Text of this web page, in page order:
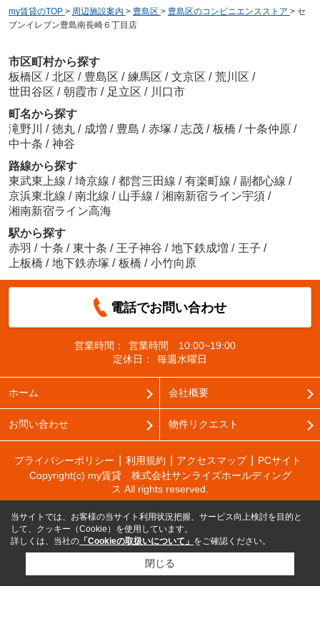
my賃貸のTOP > 周辺施設案内 > 豊島区 > 豊島区のコンビニエンスストア > セ
ブンイレブン豊島南長崎６丁目店
市区町村から探す
板橋区 / 北区 / 豊島区 / 練馬区 / 文京区 / 荒川区 /
世田谷区 / 朝霞市 / 足立区 / 川口市
町名から探す
滝野川 / 徳丸 / 成増 / 豊島 / 赤塚 / 志茂 / 板橋 / 十条仲原 /
中十条 / 神谷
路線から探す
東武東上線 / 埼京線 / 都営三田線 / 有楽町線 / 副都心線 /
京浜東北線 / 南北線 / 山手線 / 湘南新宿ライン宇須 /
湘南新宿ライン高海
駅から探す
赤羽 / 十条 / 東十条 / 王子神谷 / 地下鉄成増 / 王子 /
上板橋 / 地下鉄赤塚 / 板橋 / 小竹向原
電話でお問い合わせ
営業時間：
営業時間 10:00~19:00
定休日：
毎週水曜日
ホーム 会社概要
お問い合わせ 物件リクエスト
プライバシーポリシー 利用規約 アクセスマップ
PCサイト
Copyright(c) my賃貸 株式会社サンライズホールディング
ス All rights reserved.
当サイトでは、お客様の当サイト利用状況把握、サービス向上検討を目的と
して、クッキー（Cookie）を使用しています。
詳しくは、当社の 「Cookieの取扱いについて」 をご確認ください。
閉じる